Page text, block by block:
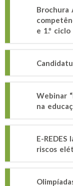
Brochura
e 1.º
Webinar
na
E-
riscos